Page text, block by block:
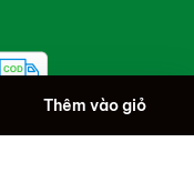
Thêm vào giỏ